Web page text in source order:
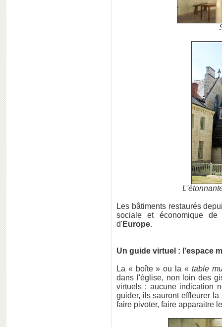
Les bâtiments restaurés
sociale et économique
d'Europe.
Un guide virtuel : l'espace
La « boîte » ou la « table
dans l'église, non loin des
virtuels : aucune indication
guider, ils sauront effleurer
faire pivoter, faire apparaitre